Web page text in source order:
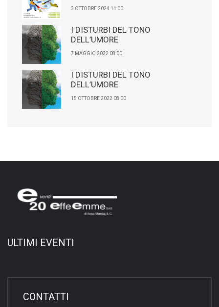
3 OTTOBRE 2024 14:00
I DISTURBI DEL TONO
DELL’UMORE
7 MAGGIO 2022 08:00
I DISTURBI DEL TONO
DELL’UMORE
15 OTTOBRE 2022 08:00
ULTIMI EVENTI
CONTATTI